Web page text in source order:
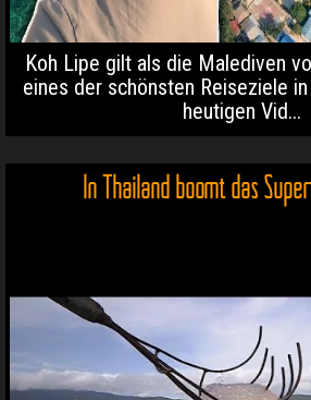
Koh Lipe gilt als die Malediven
eines der schönsten Reiseziele
heutigen Vid...
In Thailand boomt das